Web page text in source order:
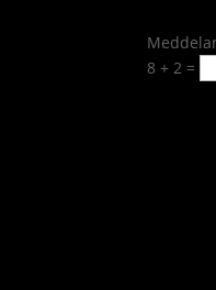
8 + 2 =